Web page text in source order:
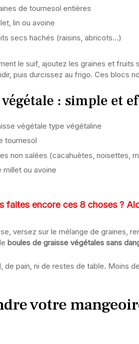
de tournesol entières
lin ou avoine
secs hachés (raisins, abricots…)
le suif, ajoutez les graines et fruits
puis durcissez au frigo. Ces blocs
: simple et
végétale type végétaline
tournesol
non salées (cacahuètes, noisettes,
millet ou avoine
faites encore ces 8 choses ?
versez sur le mélange de graines,
boules de graisse végétales sans
de pain, ni de restes de table. Moins
votre